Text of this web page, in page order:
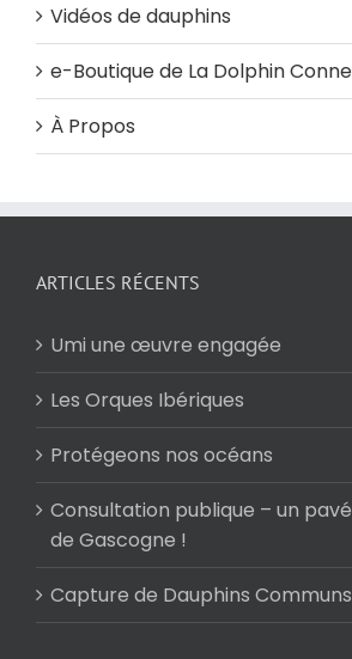
Vidéos de dauphins
e-Boutique de La Dolphin
À Propos
ARTICLES RÉCENTS
Umi une œuvre engagée
Les Orques Ibériques
Protégeons nos océans
Consultation publique – un
de Gascogne !
Capture de Dauphins Communs